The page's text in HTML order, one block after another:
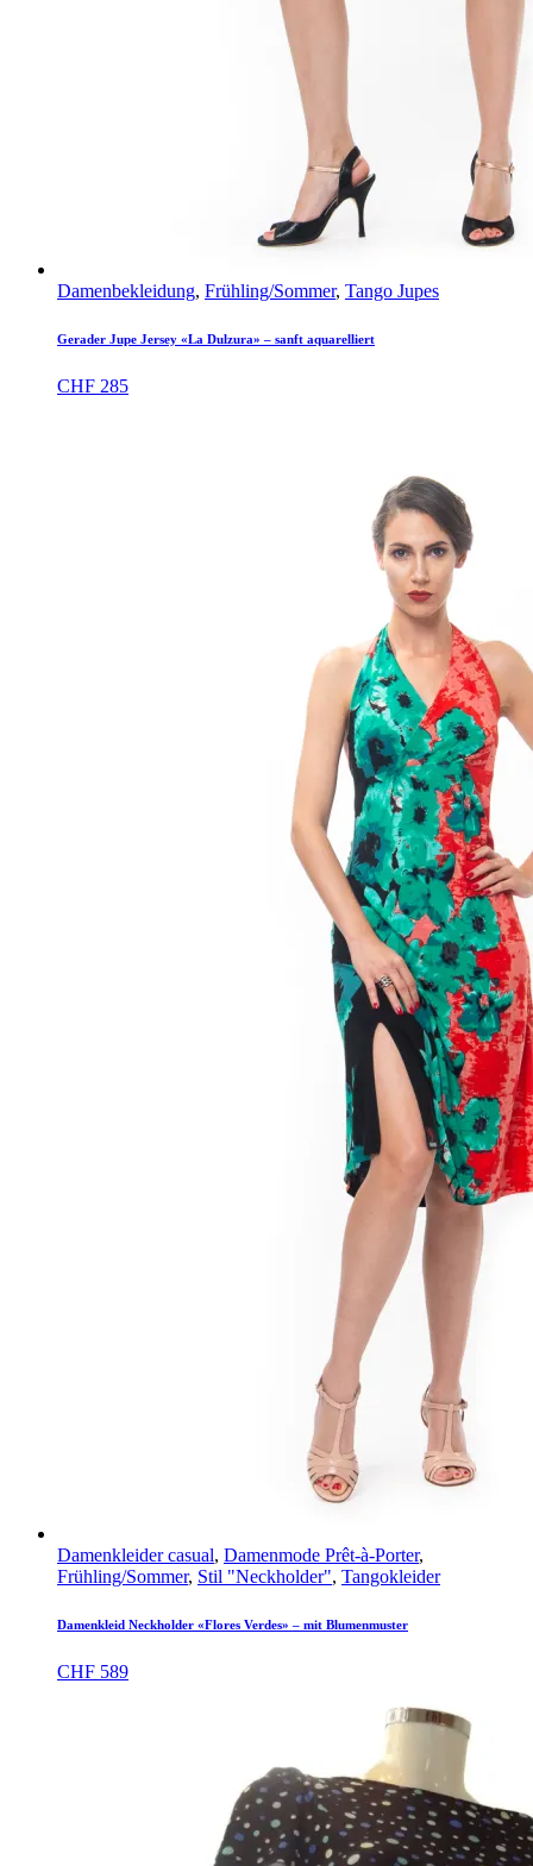
Damenbekleidung, Frühling/Sommer, Tango Jupes
Gerader Jupe Jersey «La Dulzura» – sanft aquarelliert
CHF 285
Damenkleider casual, Damenmode Prêt-à-Porter,
Frühling/Sommer, Stil "Neckholder", Tangokleider
Damenkleid Neckholder «Flores Verdes» – mit Blumenmuster
CHF 589